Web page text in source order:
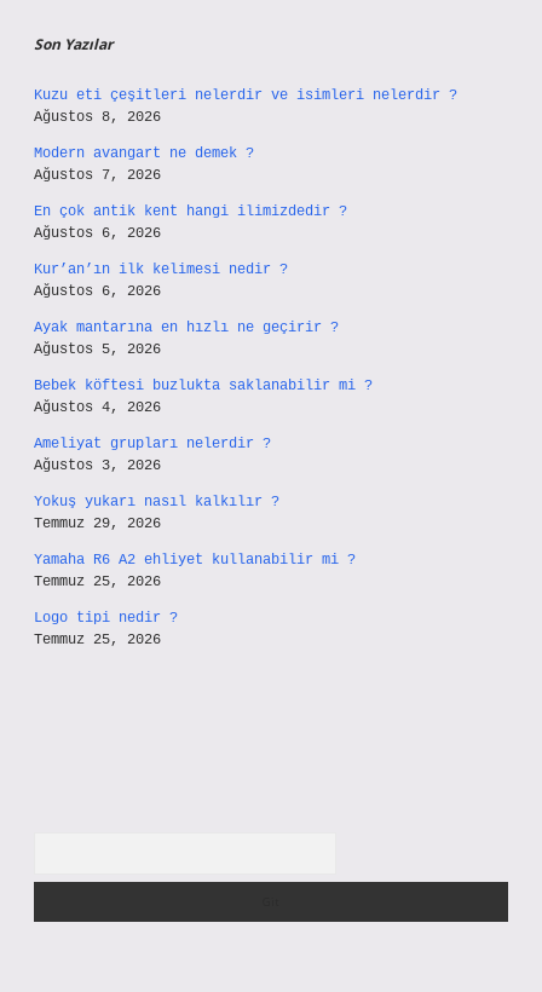
Son Yazılar
Kuzu eti çeşitleri nelerdir ve isimleri nelerdir ?
Ağustos 8, 2026
Modern avangart ne demek ?
Ağustos 7, 2026
En çok antik kent hangi ilimizdedir ?
Ağustos 6, 2026
Kur’an’ın ilk kelimesi nedir ?
Ağustos 6, 2026
Ayak mantarına en hızlı ne geçirir ?
Ağustos 5, 2026
Bebek köftesi buzlukta saklanabilir mi ?
Ağustos 4, 2026
Ameliyat grupları nelerdir ?
Ağustos 3, 2026
Yokuş yukarı nasıl kalkılır ?
Temmuz 29, 2026
Yamaha R6 A2 ehliyet kullanabilir mi ?
Temmuz 25, 2026
Logo tipi nedir ?
Temmuz 25, 2026